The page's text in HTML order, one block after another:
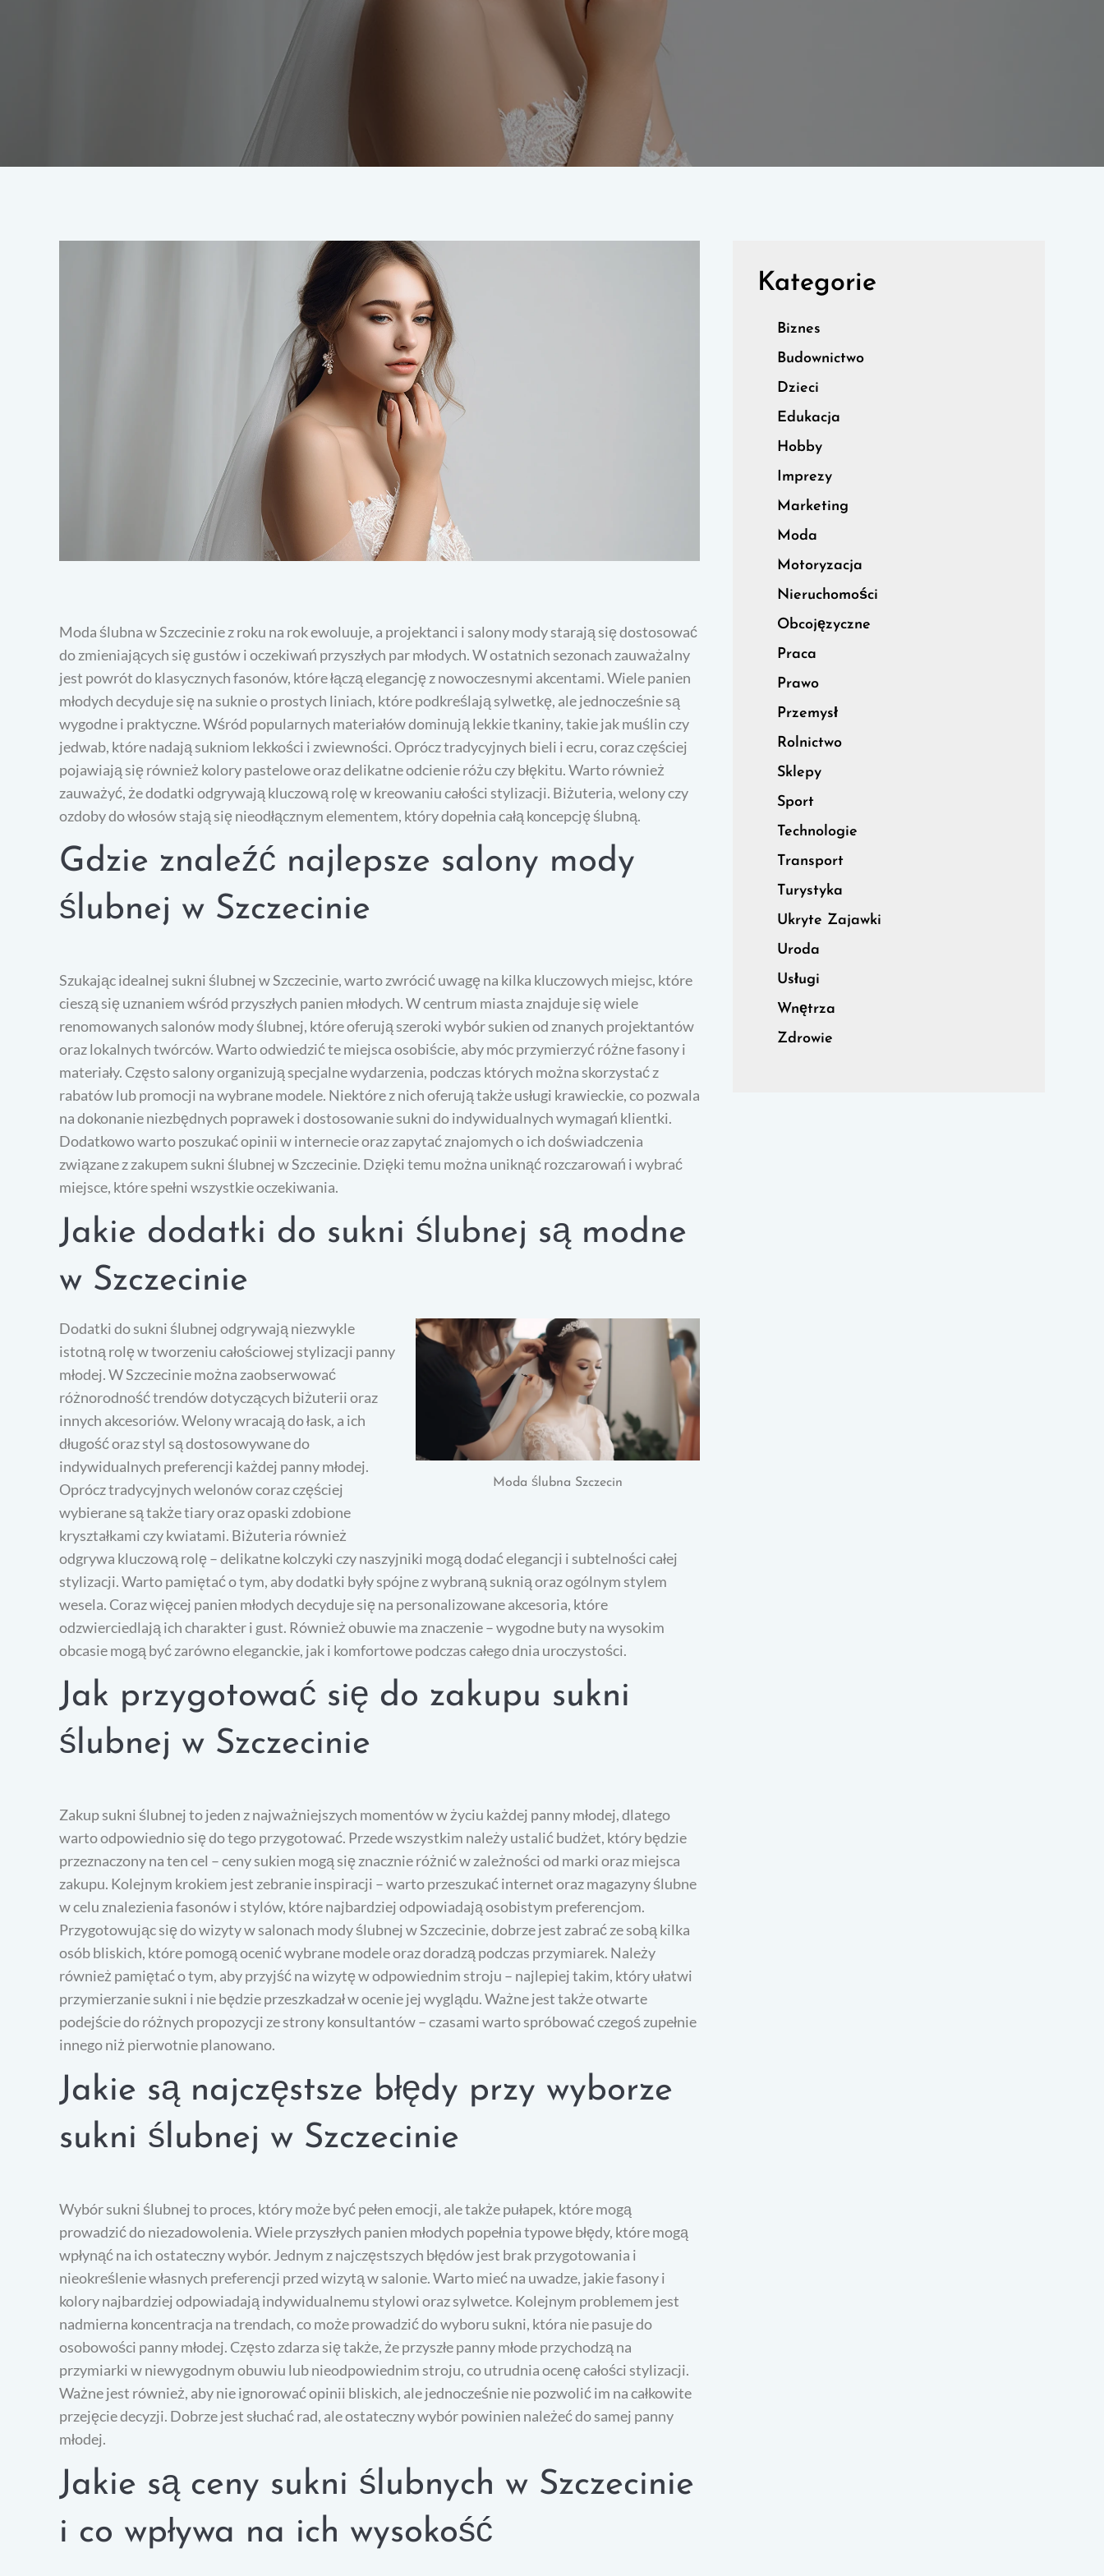
Moda ślubna w Szczecinie z roku na rok ewoluuje, a projektanci i salony mody starają się dostosować
do zmieniających się gustów i oczekiwań przyszłych par młodych. W ostatnich sezonach zauważalny
jest powrót do klasycznych fasonów, które łączą elegancję z nowoczesnymi akcentami. Wiele panien
młodych decyduje się na suknie o prostych liniach, które podkreślają sylwetkę, ale jednocześnie są
wygodne i praktyczne. Wśród popularnych materiałów dominują lekkie tkaniny, takie jak muślin czy
jedwab, które nadają sukniom lekkości i zwiewności. Oprócz tradycyjnych bieli i ecru, coraz częściej
pojawiają się również kolory pastelowe oraz delikatne odcienie różu czy błękitu. Warto również
zauważyć, że dodatki odgrywają kluczową rolę w kreowaniu całości stylizacji. Biżuteria, welony czy
ozdoby do włosów stają się nieodłącznym elementem, który dopełnia całą koncepcję ślubną.
Gdzie znaleźć najlepsze salony mody
ślubnej w Szczecinie
Szukając idealnej sukni ślubnej w Szczecinie, warto zwrócić uwagę na kilka kluczowych miejsc, które
cieszą się uznaniem wśród przyszłych panien młodych. W centrum miasta znajduje się wiele
renomowanych salonów mody ślubnej, które oferują szeroki wybór sukien od znanych projektantów
oraz lokalnych twórców. Warto odwiedzić te miejsca osobiście, aby móc przymierzyć różne fasony i
materiały. Często salony organizują specjalne wydarzenia, podczas których można skorzystać z
rabatów lub promocji na wybrane modele. Niektóre z nich oferują także usługi krawieckie, co pozwala
na dokonanie niezbędnych poprawek i dostosowanie sukni do indywidualnych wymagań klientki.
Dodatkowo warto poszukać opinii w internecie oraz zapytać znajomych o ich doświadczenia
związane z zakupem sukni ślubnej w Szczecinie. Dzięki temu można uniknąć rozczarowań i wybrać
miejsce, które spełni wszystkie oczekiwania.
Jakie dodatki do sukni ślubnej są modne
w Szczecinie
Moda ślubna Szczecin
Dodatki do sukni ślubnej odgrywają niezwykle
istotną rolę w tworzeniu całościowej stylizacji panny
młodej. W Szczecinie można zaobserwować
różnorodność trendów dotyczących biżuterii oraz
innych akcesoriów. Welony wracają do łask, a ich
długość oraz styl są dostosowywane do
indywidualnych preferencji każdej panny młodej.
Oprócz tradycyjnych welonów coraz częściej
wybierane są także tiary oraz opaski zdobione
kryształkami czy kwiatami. Biżuteria również
odgrywa kluczową rolę – delikatne kolczyki czy naszyjniki mogą dodać elegancji i subtelności całej
stylizacji. Warto pamiętać o tym, aby dodatki były spójne z wybraną suknią oraz ogólnym stylem
wesela. Coraz więcej panien młodych decyduje się na personalizowane akcesoria, które
odzwierciedlają ich charakter i gust. Również obuwie ma znaczenie – wygodne buty na wysokim
obcasie mogą być zarówno eleganckie, jak i komfortowe podczas całego dnia uroczystości.
Jak przygotować się do zakupu sukni
ślubnej w Szczecinie
Zakup sukni ślubnej to jeden z najważniejszych momentów w życiu każdej panny młodej, dlatego
warto odpowiednio się do tego przygotować. Przede wszystkim należy ustalić budżet, który będzie
przeznaczony na ten cel – ceny sukien mogą się znacznie różnić w zależności od marki oraz miejsca
zakupu. Kolejnym krokiem jest zebranie inspiracji – warto przeszukać internet oraz magazyny ślubne
w celu znalezienia fasonów i stylów, które najbardziej odpowiadają osobistym preferencjom.
Przygotowując się do wizyty w salonach mody ślubnej w Szczecinie, dobrze jest zabrać ze sobą kilka
osób bliskich, które pomogą ocenić wybrane modele oraz doradzą podczas przymiarek. Należy
również pamiętać o tym, aby przyjść na wizytę w odpowiednim stroju – najlepiej takim, który ułatwi
przymierzanie sukni i nie będzie przeszkadzał w ocenie jej wyglądu. Ważne jest także otwarte
podejście do różnych propozycji ze strony konsultantów – czasami warto spróbować czegoś zupełnie
innego niż pierwotnie planowano.
Jakie są najczęstsze błędy przy wyborze
sukni ślubnej w Szczecinie
Wybór sukni ślubnej to proces, który może być pełen emocji, ale także pułapek, które mogą
prowadzić do niezadowolenia. Wiele przyszłych panien młodych popełnia typowe błędy, które mogą
wpłynąć na ich ostateczny wybór. Jednym z najczęstszych błędów jest brak przygotowania i
nieokreślenie własnych preferencji przed wizytą w salonie. Warto mieć na uwadze, jakie fasony i
kolory najbardziej odpowiadają indywidualnemu stylowi oraz sylwetce. Kolejnym problemem jest
nadmierna koncentracja na trendach, co może prowadzić do wyboru sukni, która nie pasuje do
osobowości panny młodej. Często zdarza się także, że przyszłe panny młode przychodzą na
przymiarki w niewygodnym obuwiu lub nieodpowiednim stroju, co utrudnia ocenę całości stylizacji.
Ważne jest również, aby nie ignorować opinii bliskich, ale jednocześnie nie pozwolić im na całkowite
przejęcie decyzji. Dobrze jest słuchać rad, ale ostateczny wybór powinien należeć do samej panny
młodej.
Jakie są ceny sukni ślubnych w Szczecinie
i co wpływa na ich wysokość
Kategorie
Biznes
Budownictwo
Dzieci
Edukacja
Hobby
Imprezy
Marketing
Moda
Motoryzacja
Nieruchomości
Obcojęzyczne
Praca
Prawo
Przemysł
Rolnictwo
Sklepy
Sport
Technologie
Transport
Turystyka
Ukryte Zajawki
Uroda
Usługi
Wnętrza
Zdrowie